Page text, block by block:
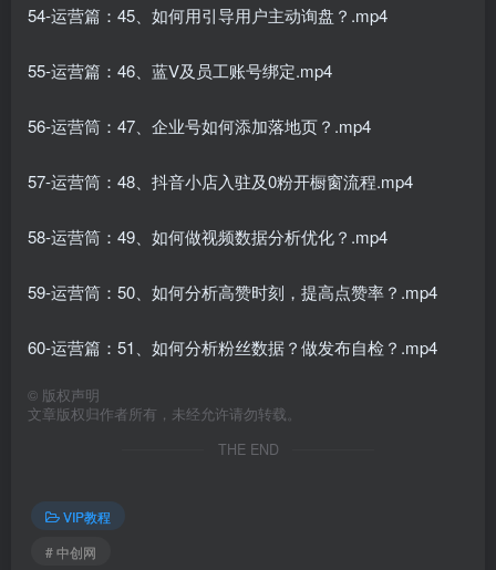
54-运营篇：45、如何用引导用户主动询盘？.mp4
55-运营篇：46、蓝V及员工账号绑定.mp4
56-运营筒：47、企业号如何添加落地页？.mp4
57-运营筒：48、抖音小店入驻及0粉开橱窗流程.mp4
58-运营筒：49、如何做视频数据分析优化？.mp4
59-运营筒：50、如何分析高赞时刻，提高点赞率？.mp4
60-运营篇：51、如何分析粉丝数据？做发布自检？.mp4
© 版权声明
文章版权归作者所有，未经允许请勿转载。
THE END
VIP教程
# 中创网